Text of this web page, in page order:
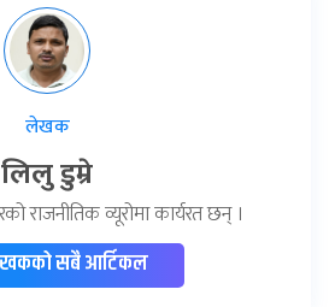
लेखक
लिलु डुम्रे
राजनीतिक व्यूरोमा कार्यरत छन् ।
सबै आर्टिकल